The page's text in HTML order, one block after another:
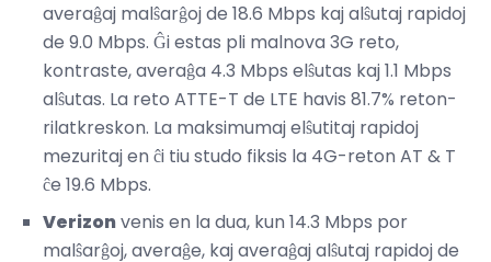
averaĝaj malŝarĝoj de 18.6 Mbps kaj alŝutaj rapidoj
de 9.0 Mbps. Ĝi estas pli malnova 3G reto,
kontraste, averaĝa 4.3 Mbps elŝutas kaj 1.1 Mbps
alŝutas. La reto ATTE-T de LTE havis 81.7% reton-
rilatkreskon. La maksimumaj elŝutitaj rapidoj
mezuritaj en ĉi tiu studo fiksis la 4G-reton AT & T
ĉe 19.6 Mbps.
Verizonvenis en la dua, kun 14.3 Mbps por
malŝarĝoj, averaĝe, kaj averaĝaj alŝutaj rapidoj de